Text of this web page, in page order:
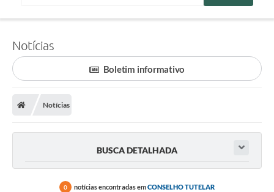
Notícias
Boletim informativo
Notícias
BUSCA DETALHADA
0 notícias encontradas emCONSELHO TUTELAR